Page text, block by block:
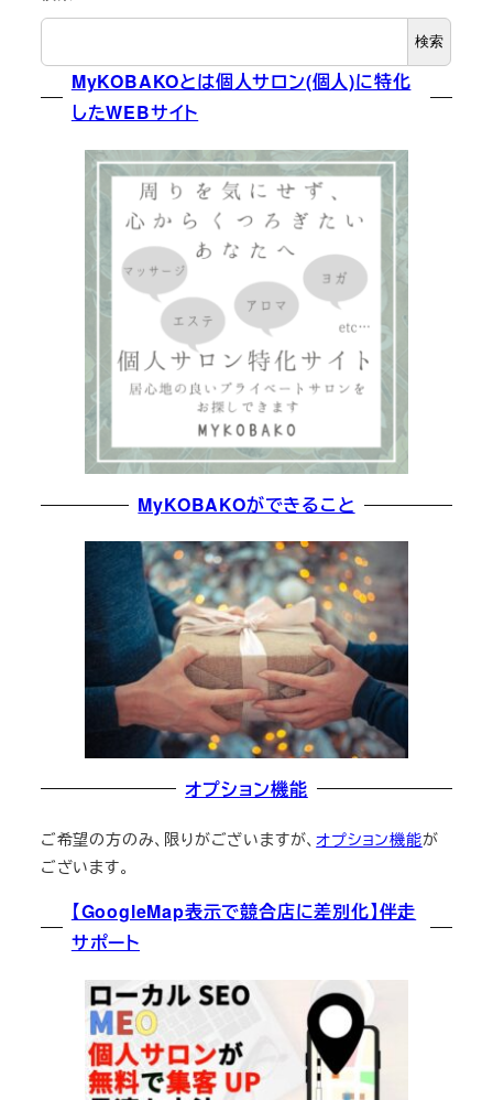
検索
MyKOBAKOとは個人サロン(個人)に特化
したWEBサイト
MyKOBAKOができること
オプション機能
ご希望の方のみ、限りがございますが、オプション機能が
ございます。
【GoogleMap表示で競合店に差別化】伴走
サポート